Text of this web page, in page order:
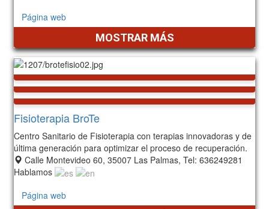
Página web
MOSTRAR MÁS
Fisioterapia BroTe
Centro Sanitario de Fisioterapia con terapias innovadoras y de
última generación para optimizar el proceso de recuperación.
Calle Montevideo 60, 35007 Las Palmas, Tel: 636249281
Hablamos
Página web